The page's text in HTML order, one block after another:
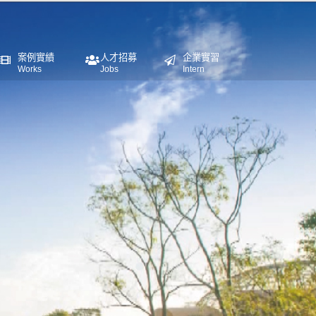
案例實績 人才招募 企業實習